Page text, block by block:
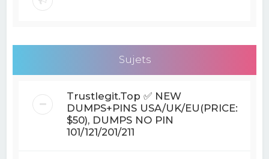
Sujets
Trustlegit.Top ✅ NEW
DUMPS+PINS USA/UK/EU(PRICE:
$50), DUMPS NO PIN
101/121/201/211